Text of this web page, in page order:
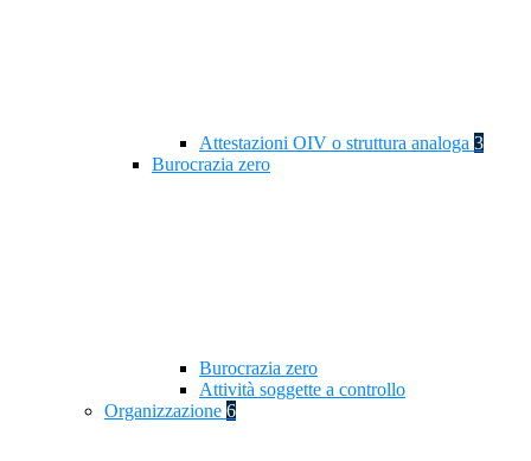
Attestazioni OIV o struttura analoga 3
Burocrazia zero
Burocrazia zero
Attività soggette a controllo
Organizzazione 6